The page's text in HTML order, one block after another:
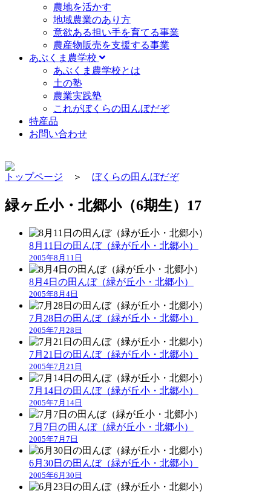
農地を活かす
地域農業のあり方
意欲ある担い手を育てる事業
農産物販売を支援する事業
あぶくま農学校
あぶくま農学校とは
土の塾
農業実践塾
これがぼくらの田んぼだぞ
特産品
お問い合わせ
トップページ ＞ ぼくらの田んぼだぞ
緑ヶ丘小・北郷小（6期生）17
8月11日の田んぼ（緑が丘小・北郷小）
2005年8月11日
8月4日の田んぼ（緑が丘小・北郷小）
2005年8月4日
7月28日の田んぼ（緑が丘小・北郷小）
2005年7月28日
7月21日の田んぼ（緑が丘小・北郷小）
2005年7月21日
7月14日の田んぼ（緑が丘小・北郷小）
2005年7月14日
7月7日の田んぼ（緑が丘小・北郷小）
2005年7月7日
6月30日の田んぼ（緑が丘小・北郷小）
2005年6月30日